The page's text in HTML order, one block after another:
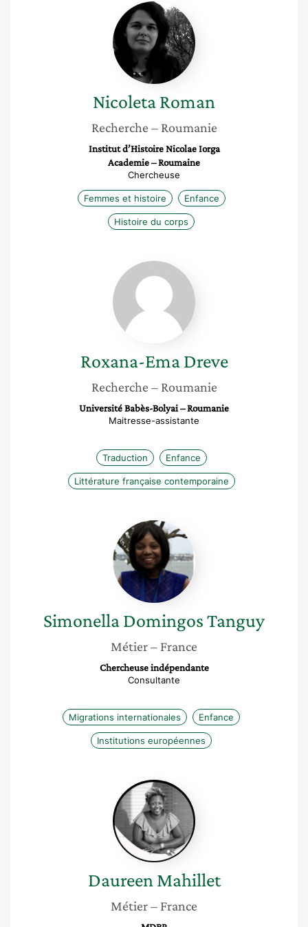
Nicoleta
Roman
NicoletaRoman
Recherche – Roumanie
Institut d’Histoire Nicolae Iorga
Academie – Roumaine
Chercheuse
Femmes et histoire Enfance
Histoire du corps
Roxana-
Ema
Dreve
Roxana-Ema Dreve
Recherche – Roumanie
Université Babès-Bolyai – Roumanie
Maitresse-assistante
Traduction Enfance
Littérature française contemporaine
Simonella
Domingos
Tanguy
SimonellaDomingos Tanguy
Métier– France
Chercheuse indépendante
Consultante
Migrations internationales Enfance
Institutions européennes
Daureen
Mahillet
Daureen Mahillet
Métier– France